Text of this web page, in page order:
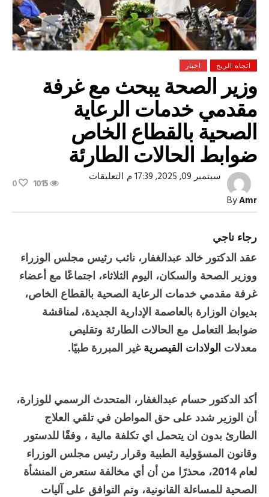
اتجاه الريح اخبار
وزير الصحة يبحث مع غرفة
مقدمي خدمات الرعاية
الصحية بالقطاع الخاص
ضوابط الحالات الطارئة
ByAmr
سبتمبر 09, 2025, 17:39 م التعليقاتعلى
مع
الرعاية
الصحية
بالقطاع
الخاص
ضوابط
الحالات
الطارئة
مغلقة
1015
0
رجاء ناجي
‎عقد الدكتور خالد عبدالغفار، نائب رئيس مجلس الوزراء
ووزير الصحة والسكان، اليوم الثلاثاء، اجتماعًا مع أعضاء
غرفة مقدمي خدمات الرعاية الصحية بالقطاع الخاص،
بديوان الوزارة بالعاصمة الإدارية الجديدة، لمناقشة
ضوابط التعامل مع الحالات الطارئة وتقليص
معدلاتالولادات القيصريةغير المبررة طبيًا.
‎أكد الدكتور حسام عبدالغفار، المتحدث الرسمي للوزارة،
أن الوزير شدد على حق المواطن في تلقي العلاج
الطارئ بدون ان يتحمل اي تكلفة مالية ، وفقًا للدستور
وقانون المسؤولية الطبية وقرار رئيس مجلس الوزراء
لعام 2014، محذرًا من أن أي مخالفة ستعرض المنشأة
الصحية للمساءلة القانونية، وتم التوافق على آليات